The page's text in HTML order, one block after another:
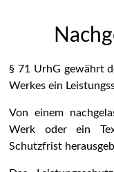
§ 71 UrhG gewährt
Werkes ein
Von einem
Werk oder ein
Schutzfrist